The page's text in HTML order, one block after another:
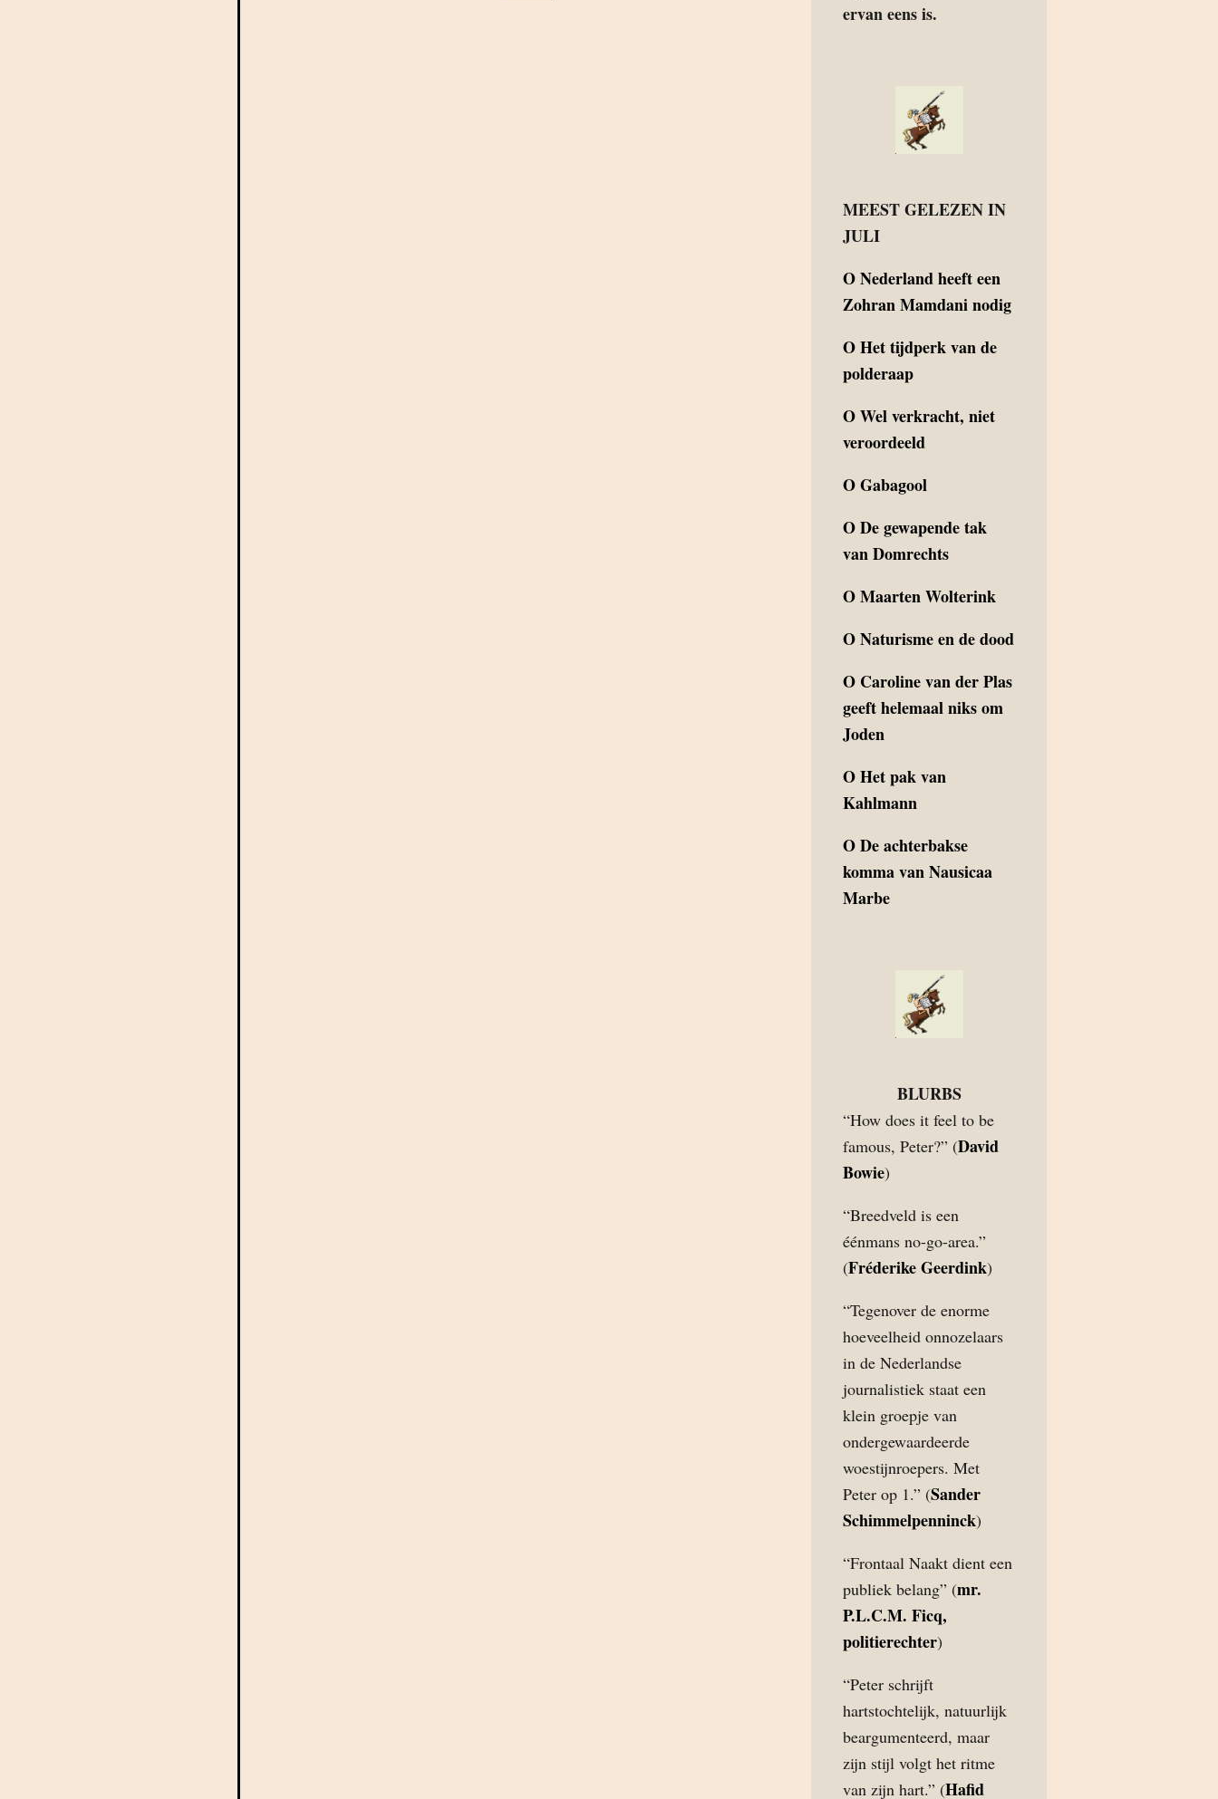
ervan eens is.
MEEST GELEZEN IN
JULI
ONederland heeft een
Zohran Mamdani nodig
OHet tijdperk van de
polderaap
OWel verkracht, niet
veroordeeld
OGabagool
ODe gewapende tak
van Domrechts
OMaarten Wolterink
ONaturisme en de dood
O Caroline van der Plas
geeft helemaal niks om
Joden
OHet pak van
Kahlmann
ODe achterbakse
komma van Nausicaa
Marbe
BLURBS
“How does it feel to be
famous, Peter?” (David
Bowie)
“Breedveld is een
éénmans no-go-area.”
(Fréderike Geerdink)
“Tegenover de enorme
hoeveelheid onnozelaars
in de Nederlandse
journalistiek staat een
klein groepje van
ondergewaardeerde
woestijnroepers. Met
Peter op 1.” (Sander
Schimmelpenninck)
“Frontaal Naakt dient een
publiek belang” (mr.
P.L.C.M. Ficq,
politierechter)
“Peter schrijft
hartstochtelijk, natuurlijk
beargumenteerd, maar
zijn stijl volgt het ritme
van zijn hart.” (Hafid